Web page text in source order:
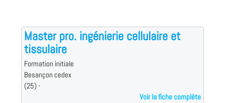
Master pro. ingénierie cellulaire et
tissulaire
Formation initiale
Besançon cedex
(25) -
Voir la fiche complète